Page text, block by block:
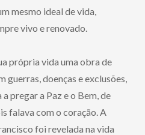
mesmo ideal de vida,
vivo e renovado.
própria vida uma obra de
guerras, doenças e exclusões,
pregar a Paz e o Bem, de
falava com o coração. A
foi revelada na vida